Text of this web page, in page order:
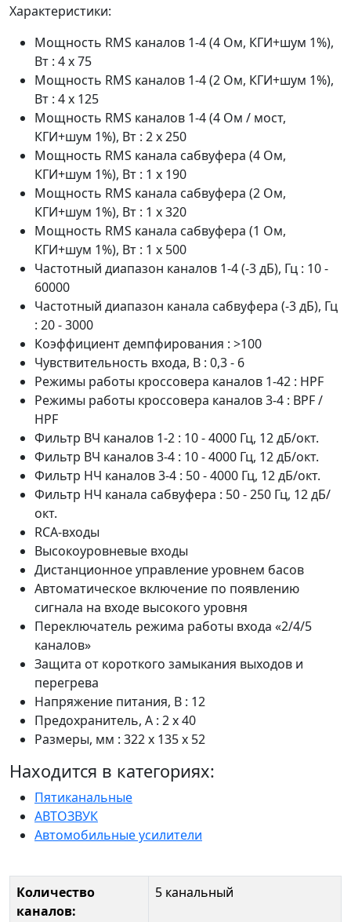
Характеристики:
Мощность RMS каналов 1-4 (4 Ом, КГИ+шум 1%),
Вт : 4 x 75
Мощность RMS каналов 1-4 (2 Ом, КГИ+шум 1%),
Вт : 4 x 125
Мощность RMS каналов 1-4 (4 Ом / мост,
КГИ+шум 1%), Вт : 2 x 250
Мощность RMS канала сабвуфера (4 Ом,
КГИ+шум 1%), Вт : 1 x 190
Мощность RMS канала сабвуфера (2 Ом,
КГИ+шум 1%), Вт : 1 x 320
Мощность RMS канала сабвуфера (1 Ом,
КГИ+шум 1%), Вт : 1 x 500
Частотный диапазон каналов 1-4 (-3 дБ), Гц : 10 -
60000
Частотный диапазон канала сабвуфера (-3 дБ), Гц
: 20 - 3000
Коэффициент демпфирования : >100
Чувствительность входа, В : 0,3 - 6
Режимы работы кроссовера каналов 1-42 : HPF
Режимы работы кроссовера каналов 3-4 : BPF /
HPF
Фильтр ВЧ каналов 1-2 : 10 - 4000 Гц, 12 дБ/окт.
Фильтр ВЧ каналов 3-4 : 10 - 4000 Гц, 12 дБ/окт.
Фильтр НЧ каналов 3-4 : 50 - 4000 Гц, 12 дБ/окт.
Фильтр НЧ канала сабвуфера : 50 - 250 Гц, 12 дБ/
окт.
RCA-входы
Высокоуровневые входы
Дистанционное управление уровнем басов
Автоматическое включение по появлению
сигнала на входе высокого уровня
Переключатель режима работы входа «2/4/5
каналов»
Защита от короткого замыкания выходов и
перегрева
Напряжение питания, В : 12
Предохранитель, А : 2 x 40
Размеры, мм : 322 x 135 x 52
Находится в категориях:
Пятиканальные
АВТОЗВУК
Автомобильные усилители
Количество
каналов:
5 канальный